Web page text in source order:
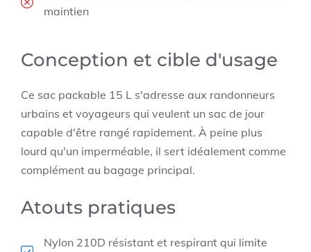
maintien
Conception et cible d'usage
Ce sac packable 15 L s'adresse aux randonneurs
urbains et voyageurs qui veulent un sac de jour
capable d'être rangé rapidement. À peine plus
lourd qu'un imperméable, il sert idéalement comme
complément au bagage principal.
Atouts pratiques
Nylon 210D résistant et respirant qui limite